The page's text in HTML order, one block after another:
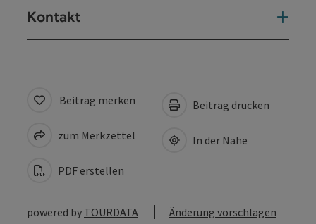
Kontakt
Beitrag merken
zum Merkzettel
PDF erstellen
Beitrag drucken
In der Nähe
powered by TOURDATA Änderung vorschlagen